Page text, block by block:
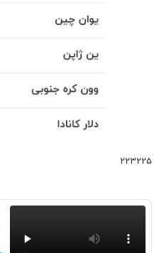
۲۲۳۲۲۵